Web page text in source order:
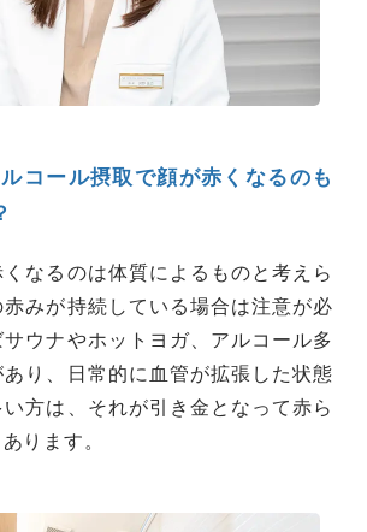
コール摂取で顔が赤くなるのも
なるのは体質によるものと考えら
みが持続している場合は注意が必
ウナやホットヨガ、アルコール多
り、日常的に血管が拡張した状態
方は、それが引き金となって赤ら
ります。